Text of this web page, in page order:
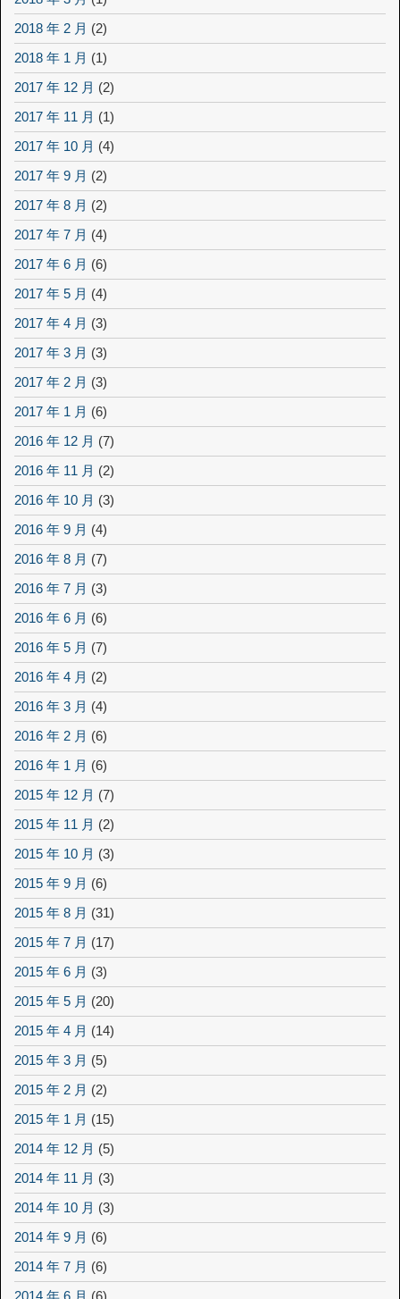
2018 年 2 月 (2)
2018 年 1 月 (1)
2017 年 12 月 (2)
2017 年 11 月 (1)
2017 年 10 月 (4)
2017 年 9 月 (2)
2017 年 8 月 (2)
2017 年 7 月 (4)
2017 年 6 月 (6)
2017 年 5 月 (4)
2017 年 4 月 (3)
2017 年 3 月 (3)
2017 年 2 月 (3)
2017 年 1 月 (6)
2016 年 12 月 (7)
2016 年 11 月 (2)
2016 年 10 月 (3)
2016 年 9 月 (4)
2016 年 8 月 (7)
2016 年 7 月 (3)
2016 年 6 月 (6)
2016 年 5 月 (7)
2016 年 4 月 (2)
2016 年 3 月 (4)
2016 年 2 月 (6)
2016 年 1 月 (6)
2015 年 12 月 (7)
2015 年 11 月 (2)
2015 年 10 月 (3)
2015 年 9 月 (6)
2015 年 8 月 (31)
2015 年 7 月 (17)
2015 年 6 月 (3)
2015 年 5 月 (20)
2015 年 4 月 (14)
2015 年 3 月 (5)
2015 年 2 月 (2)
2015 年 1 月 (15)
2014 年 12 月 (5)
2014 年 11 月 (3)
2014 年 10 月 (3)
2014 年 9 月 (6)
2014 年 7 月 (6)